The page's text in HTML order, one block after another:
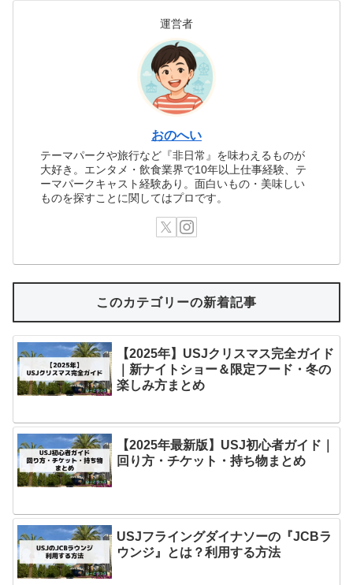
運営者
おのへい
テーマパークや旅行など『非日常』を味わえるものが
大好き。エンタメ・飲食業界で10年以上仕事経験、テ
ーマパークキャスト経験あり。面白いもの・美味しい
ものを探すことに関してはプロです。
このカテゴリーの新着記事
【2025年】USJクリスマス完全ガイド
｜新ナイトショー＆限定フード・冬の
楽しみ方まとめ
【2025年最新版】USJ初心者ガイド｜
回り方・チケット・持ち物まとめ
USJフライングダイナソーの『JCBラ
ウンジ』とは？利用する方法